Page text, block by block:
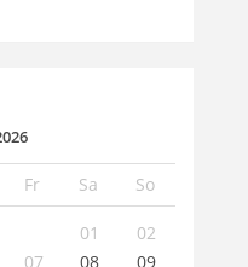
Fr Sa So
01
02
07 08
09